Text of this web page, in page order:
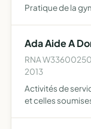
Pratique de la
Ada Aide A
RNA
2013
Activités de
et celles